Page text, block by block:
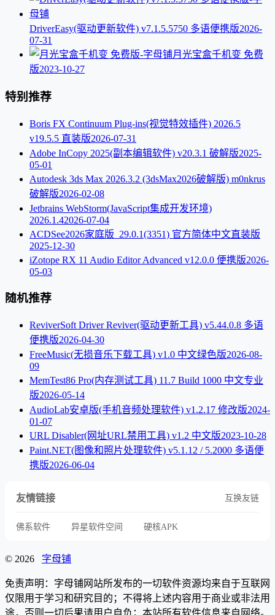
DriverEasy(驱动更新软件) v7.1.5.5750 多语便携版2026-
07-31
月光宝盒千机变 免费
版2023-10-27
特别推荐
Boris FX Continuum Plug-ins(视觉特效插件) 2026.5
v19.5.5 直装版2026-07-31
Adobe InCopy 2025(副本编辑软件) v20.3.1 破解版2025-
05-01
Autodesk 3ds Max 2026.3.2 (3dsMax2026破解版) m0nkrus
破解版2026-02-08
Jetbrains WebStorm(JavaScript集成开发环境)
2026.1.42026-07-04
ACDSee2026家庭版_29.0.1(3351) 官方简体中文直装版
2025-12-30
iZotope RX 11 Audio Editor Advanced v12.0.0 便携版2026-
05-03
随机推荐
ReviverSoft Driver Reviver(驱动更新工具) v5.44.0.8 多语
便携版2026-04-30
FreeMusic(无损音乐下载工具) v1.0 中文绿色版2026-08-
09
MemTest86 Pro(内存测试工具) 11.7 Build 1000 中文专业
版2026-05-14
AudioLab安卓版(手机音频处理软件) v1.2.17 修改版2024-
01-07
URL Disabler(网址URL禁用工具) v1.2 中文版2023-10-28
Paint.NET(图像和照片处理软件) v5.1.12 / 5.2000 多语便
携版2026-06-04
友情链接 互换友链
佛系软件 异星软件空间 硬核APK
© 2026 字母铺
免责声明：字母铺网站所发布的一切软件资源均来自于互联网
仅限用于学习和研究目的；不得将上述内容用于商业或非法用